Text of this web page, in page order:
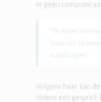
er geen computer
“Je moet van
houvast. Je
aandragen.”
Volgens haar kan
tijdens een gesprek